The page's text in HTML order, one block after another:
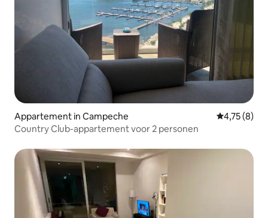
Appartement in Campeche
4,75 (8)
Country Club-appartement voor 2 personen